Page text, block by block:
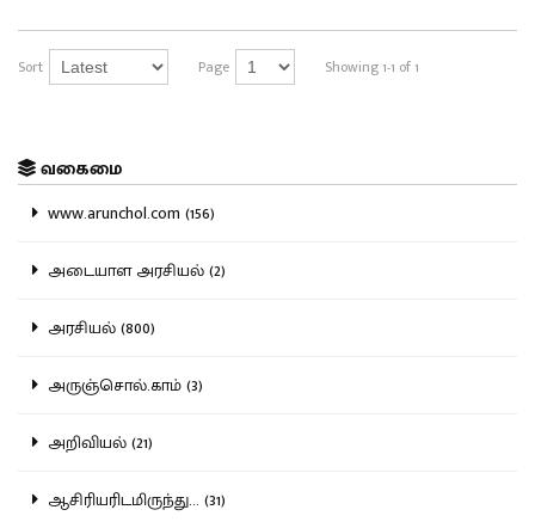
Sort Page Showing 1-1 of 1
வகைமை
www.arunchol.com (156)
அடையாள அரசியல் (2)
அரசியல் (800)
அருஞ்சொல்.காம் (3)
அறிவியல் (21)
ஆசிரியரிடமிருந்து... (31)